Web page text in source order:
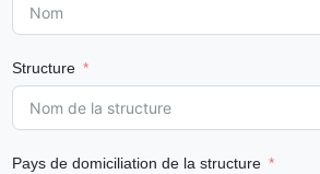
Structure
Pays de domiciliation de la structure